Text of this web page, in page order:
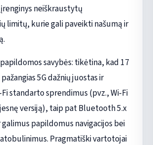
neiškraustytų
limitų, kurie gali paveikti našumą ir
savybės: tikėtina, kad 17
5G dažnių juostas ir
standarto sprendimus (pvz., Wi‑Fi
versiją), taip pat Bluetooth 5.x
papildomus navigacijos bei
Pragmatiški vartotojai